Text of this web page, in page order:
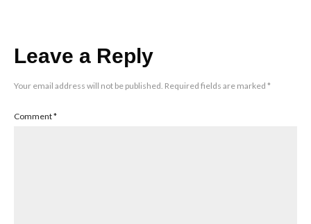
Leave a Reply
Your email address will not be published. Required fields are marked *
Comment*